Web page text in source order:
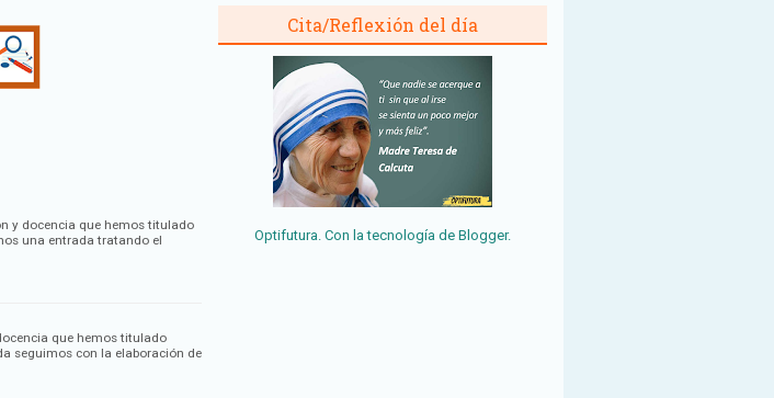
y docencia que hemos titulado
una entrada tratando el
que hemos titulado
seguimos con la elaboración de
Cita/Reflexión del día
Optifutura. Con la tecnología de Blogger.